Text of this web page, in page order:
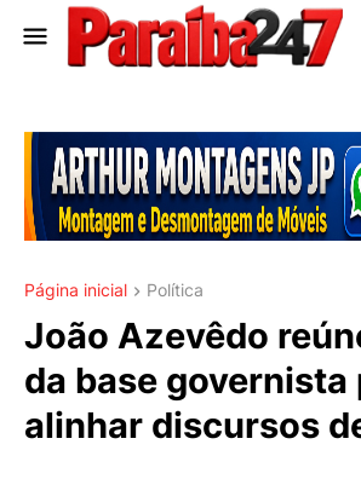
Página inicial Política
João Azevêdo
da base governista
alinhar discursos